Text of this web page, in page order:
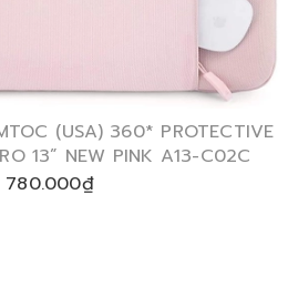
(USA) 360* PROTECTIVE
13” NEW PINK A13-C02C
780.000₫